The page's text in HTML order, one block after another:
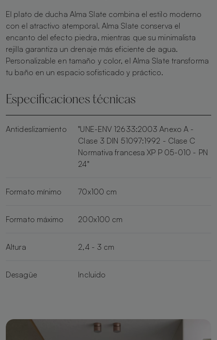
El plato de ducha Alma Slate combina el estilo moderno
con el atractivo atemporal. Alma Slate conserva el
encanto del efecto piedra, mientras que su minimalista
rejilla garantiza un drenaje más eficiente de agua.
Personalizable en tamaño y color, el Alma Slate transforma
tu baño en un espacio sofisticado y práctico.
Especificaciones técnicas
Antideslizamiento
"UNE-ENV 12633:2003 Anexo A -
Clase 3 DIN 51097:1992 - Clase C
Normativa francesa XP P 05-010 - PN
24"
Formato mínimo 70x100 cm
Formato máximo 200x100 cm
Altura 2,4 - 3 cm
Desagüe Incluido